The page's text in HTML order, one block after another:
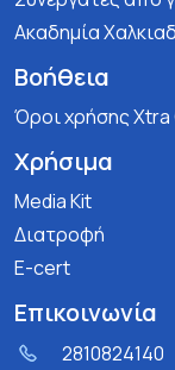
Ακαδημία
Βοήθεια
Όροι χρήσης Xtra
Χρήσιμα
Media Kit
Διατροφή
E-cert
Επικοινωνία
2810824140